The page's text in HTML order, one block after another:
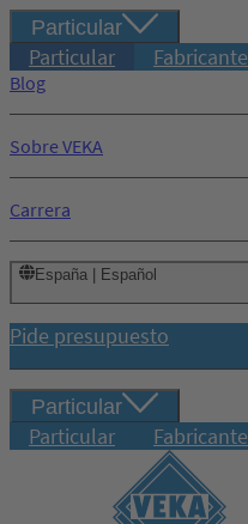
Particular
Particular Fabricante
Blog
Sobre VEKA
Carrera
España | Español
Pide presupuesto
Particular
Particular Fabricante